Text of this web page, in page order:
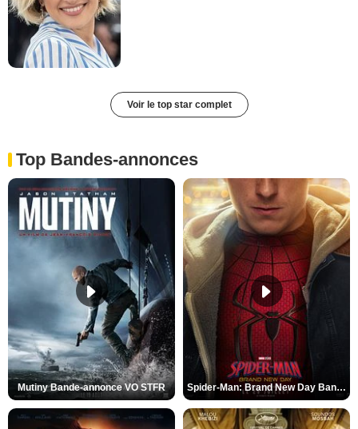
Voir le top star complet
Top Bandes-annonces
Mutiny Bande-annonce VO STFR Spider-Man: Brand New Day Bande-annonce VO STFR